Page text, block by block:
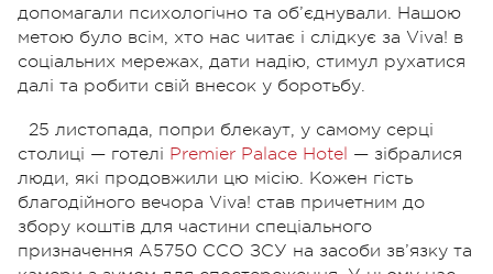
допомагали психологічно та об’єднували. Нашою
метою було всім, хто нас читає і слідкує за Viva! в
соціальних мережах, дати надію, стимул рухатися
далі та робити свій внесок у боротьбу.
25 листопада, попри блекаут, у самому серці
столиці — готелі Premier Palace Hotel — зібралися
люди, які продовжили цю місію. Кожен гість
благодійного вечора Viva! став причетним до
збору коштів для частини спеціального
призначення А5750 ССО ЗСУ на засоби зв’язку та